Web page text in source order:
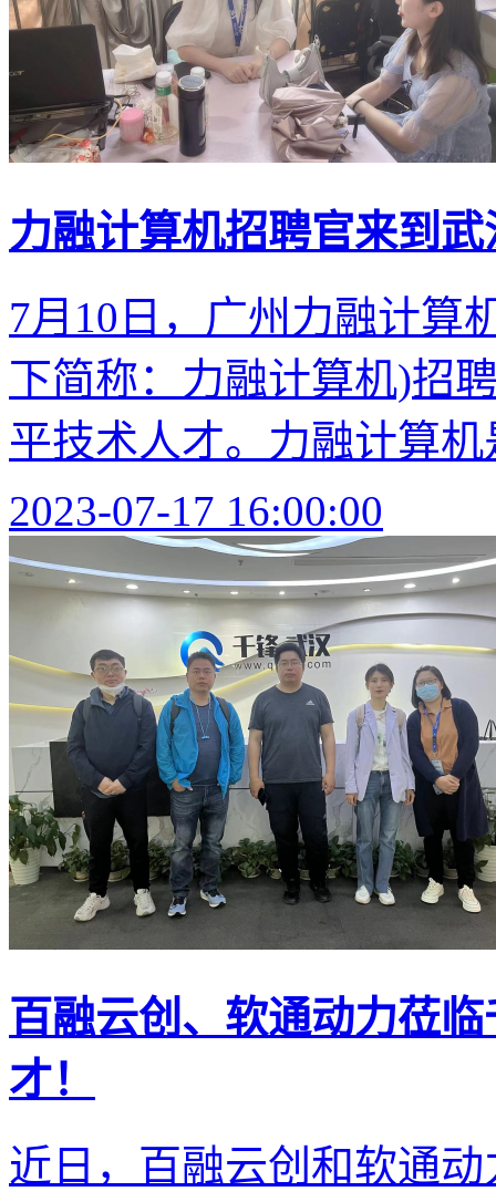
力融计算机招聘官来到
7月10日，广州力融计算
下简称：力融计算机)招
平技术人才。力融计算
2023-07-17 16:00:00
百融云创、软通动力莅
才！
近日，百融云创和软通